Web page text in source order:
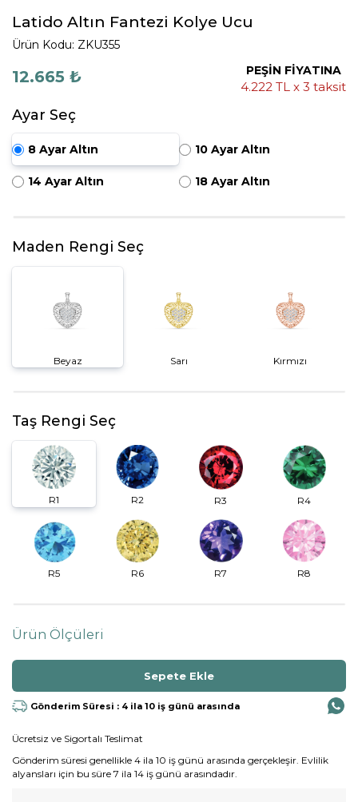
Latido Altın Fantezi Kolye Ucu
Ürün Kodu: ZKU355
12.665 ₺ PEŞİN FİYATINA
4.222 TL x 3 taksit
Ayar Seç
8 Ayar Altın 10 Ayar Altın
14 Ayar Altın 18 Ayar Altın
Maden Rengi Seç
Beyaz Sarı Kırmızı
Taş Rengi Seç
R1 R2 R3 R4
R5 R6 R7 R8
Ürün Ölçüleri
Gönderim Süresi : 4 ila 10 iş günü arasında
Ücretsiz ve Sigortalı Teslimat
Gönderim süresi genellikle 4 ila 10 iş günü arasında gerçekleşir. Evlilik
alyansları için bu süre 7 ila 14 iş günü arasındadır.